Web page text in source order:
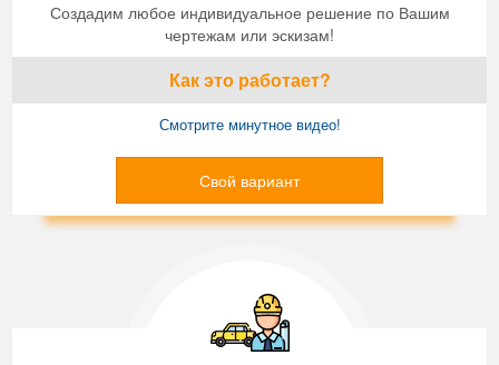
Создадим любое индивидуальное решение по Вашим
чертежам или эскизам!
Как это работает?
Смотрите минутное видео!
Свой вариант